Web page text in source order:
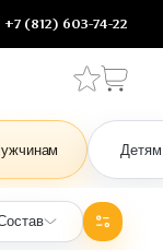
+7 (812) 603-74-22
Детям